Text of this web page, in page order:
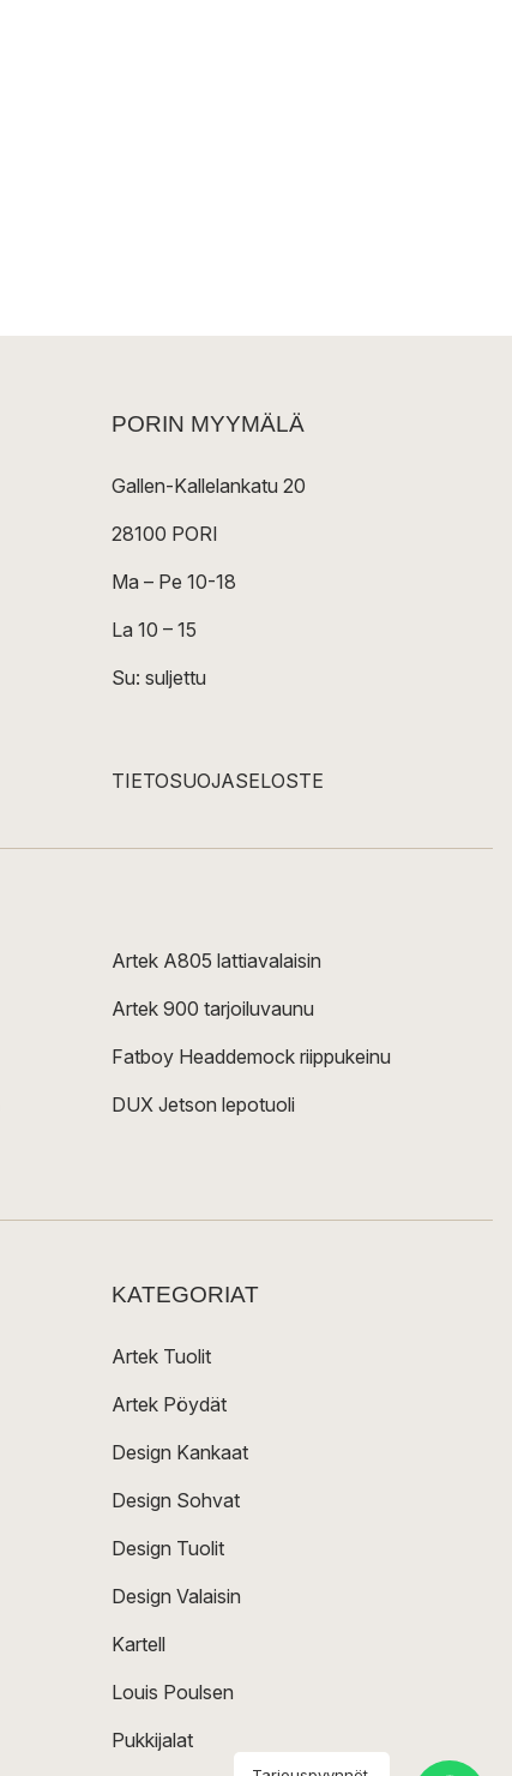
PORIN MYYMÄLÄ
Gallen-Kallelankatu 20
28100 PORI
Ma – Pe 10-18
La 10 – 15
Su: suljettu
TIETOSUOJASELOSTE
Artek A805 lattiavalaisin
Artek 900 tarjoiluvaunu
Fatboy Headdemock riippukeinu
DUX Jetson lepotuoli
KATEGORIAT
Artek Tuolit
Artek Pöydät
Design Kankaat
Design Sohvat
Design Tuolit
Design Valaisin
Kartell
Louis Poulsen
Pukkijalat